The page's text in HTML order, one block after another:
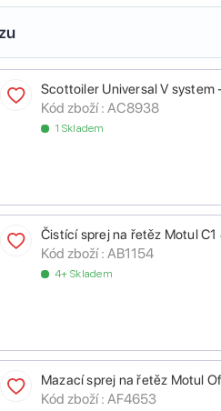
Scottoiler Universal V
Kód zboží : AC8938
1 Skladem
Čistící sprej na řetěz Motul
Kód zboží : AB1154
4+ Skladem
Mazací sprej na řetěz Motul
Kód zboží : AF4653